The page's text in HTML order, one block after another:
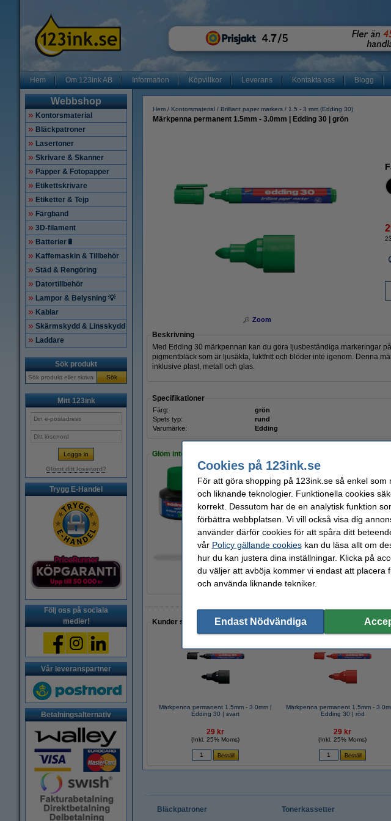
Hem Om 123ink AB Information Köpvillkor Leverans Kontakta oss Blogg
Webbshop
Kontorsmaterial
Bläckpatroner
Lasertoner
Skrivare & Skanner
Papper & Fotopapper
Etikettskrivare
Etiketter & Tejp
Färgband
3D-filament
Batterier🔋
Kaffemaskin & Tillbehör
Städ & Rengöring
Datortillbehör
Lampor & Belysning 💡
Kablar
Skärmskydd & Linsskydd
Laddare
Sök produkt
Sök
Mitt 123ink
Glömt ditt lösenord?
Trygg E-Handel
Följ oss på sociala
medier!
Vår leveranspartner
Betalningsalternativ
Hem Kontorsmaterial Brilliant paper markers 1,5 - 3 mm (Edding 30)
Märkpenna permanent 1.5mm - 3.0mm | Edding 30 | grön
Zoom
Beskrivning
Med Edding 30 märkpennan kan du göra ljusbeständiga markeringar
pigmentbläck som är ljusäkta, luktfritt och blöder inte igenom. Denna
inklusive plast, metall och glas.
Specifikationer
Färg: grön
Spets typ:
rund
Varumärke:
Edding
Glöm inte att beställa!
59 kr
Reservspets | Edding 30/31/380 | 10st
74 kr
Kunder som gjort ett liknande köp valde ofta även dessa produkter!
Märkpenna permanent 1.5mm - 3.0mm |
Edding 30 | svart
29 kr
(Inkl. 25% Moms)
Märkpenna permanent 1.5mm -
Edding 30 | röd
29 kr
(Inkl. 25% Moms)
Bläckpatroner Tonerkassetter
Cookies på 123ink.se
För att göra shopping på 123ink.se så enkel
och liknande teknologier. Funktionella cookies
korrekt. Dessutom har de en analytisk funktion
förbättra webbplatsen. Vi vill också visa dig
använder därför cookies för att spåra ditt
vår Policy gällande cookieskan du läsa allt om
hur du kan justera dina inställningar. Klicka på
du väljer att avböja kommer vi endast att placera
och använda liknande tekniker.
Endast Nödvändiga